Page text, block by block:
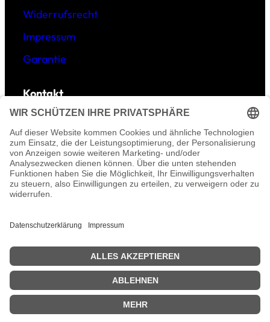
Widerrufsrecht
Impressum
Garantie
Kontakt
E-Mail:info@geoti.de
Tel: 0157-395 996 01
©GEOTI – Fotos & Accessoires-Designs sind
Uicons vonFlaticon
Geoti